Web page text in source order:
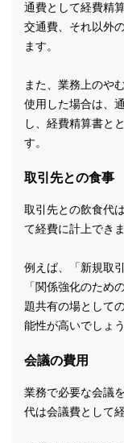
通費として経費精
交通費、それ以外
ます。
また、業務上のや
使用した場合は、
し、経費精算書と
す。
取引先との食事
取引先との飲食代
て経費に計上できま
例えば、「新規取
「関係強化のため
題共有の場として
能性が高いでしょう
会議の費用
業務で必要な会議
代は会議費として